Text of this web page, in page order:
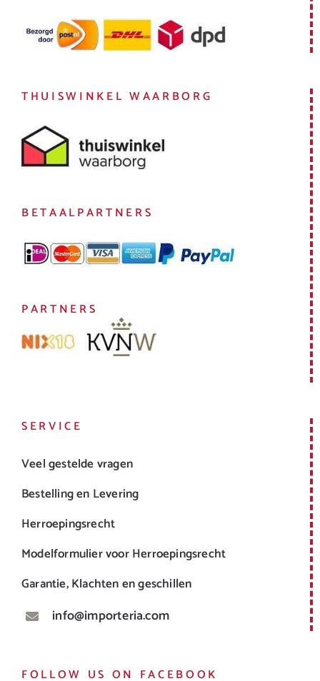
THUISWINKEL WAARBORG
BETAALPARTNERS
PARTNERS
SERVICE
Veel gestelde vragen
Bestelling en Levering
Herroepingsrecht
Modelformulier voor Herroepingsrecht
Garantie, Klachten en geschillen
info@importeria.com
FOLLOW US ON FACEBOOK